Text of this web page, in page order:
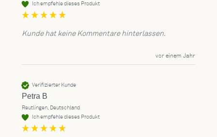
Ich empfehle dieses Produkt
Kunde hat keine Kommentare hinterlassen.
vor einem Jahr
Verifizierter Kunde
Petra B
Reutlingen, Deutschland
Ich empfehle dieses Produkt